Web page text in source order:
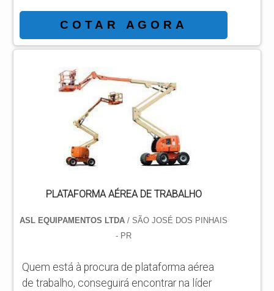
e achando a líder em qualidade. Quando a
busca é por plataforma aérea pantográfica
JLG, com os melhores profissionais da ASL
Equipamentos encontrará precisão com
qualidade e rapidez no atendimento.
DETALHES SOBRE PLATAFORMA AÉREA
PANTOGRÁFICA JLG Há muitas maneiras
eficientes de...
COTAR AGORA
PLATAFORMA AÉREA DE TRABALHO
ASL EQUIPAMENTOS LTDA/ SÃO JOSÉ DOS PINHAIS
- PR
Quem está à procura de plataforma aérea
de trabalho, conseguirá encontrar na líder